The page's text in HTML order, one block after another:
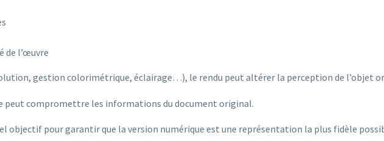
de l’œuvre
gestion colorimétrique, éclairage…), le rendu peut altérer la perception de l’objet
peut compromettre les informations du document original.
objectif pour garantir que la version numérique est une représentation la plus fidèle